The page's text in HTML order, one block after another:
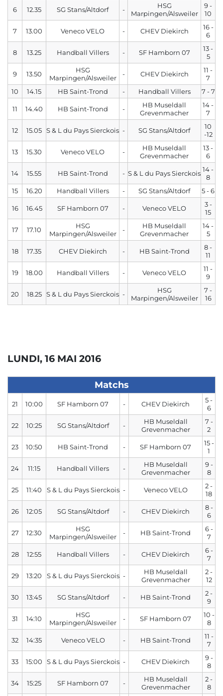
6 12.35 SG Stans/Altdorf -
HSG
Marpingen/Alsweiler
9 -
10
7 13.00 Veneco VELO - CHEV Diekirch
16 -
6
8 13.25 Handball Villers - SF Hamborn 07
13 -
5
9 13.50
HSG
Marpingen/Alsweiler
- CHEV Diekirch
11 -
7
10
14.15 HB Saint-Trond - Handball Villers 7 - 7
11 14.40 HB Saint-Trond -
HB Museldall
Grevenmacher
14 -
7
12 15.05 S & L du Pays Sierckois - SG Stans/Altdorf
10
-12
13 15.30 Veneco VELO -
HB Museldall
Grevenmacher
13 -
6
14 15.55 HB Saint-Trond - S & L du Pays Sierckois 14 -
8
15
16.20 Handball Villers - SG Stans/Altdorf 5 - 6
16 16.45 SF Hamborn 07 - Veneco VELO
3 -
15
17 17.10
HSG
Marpingen/Alsweiler
-
HB Museldall
Grevenmacher
14 -
5
18 17.35 CHEV Diekirch - HB Saint-Trond
8 -
11
19 18.00 Handball Villers - Veneco VELO
11 -
9
20 18.25 S & L du Pays Sierckois -
HSG
Marpingen/Alsweiler
7 -
16
LUNDI, 16 MAI 2016
Matchs
21 10:00 SF Hamborn 07 - CHEV Diekirch
5 -
6
22 10:25 SG Stans/Altdorf -
HB Museldall
Grevenmacher
7 -
2
23 10:50 HB Saint-Trond - SF Hamborn 07
15 -
1
24 11:15 Handball Villers -
HB Museldall
Grevenmacher
9 -
8
25 11:40 S & L du Pays Sierckois - Veneco VELO
2 -
18
26 12:05 SG Stans/Altdorf - CHEV Diekirch
8 -
6
27 12:30
HSG
Marpingen/Alsweiler
- HB Saint-Trond
6 -
7
28 12:55 Handball Villers - CHEV Diekirch
6 -
7
29 13:20 S & L du Pays Sierckois -
HB Museldall
Grevenmacher
2 -
12
30 13:45 SG Stans/Altdorf - HB Saint-Trond
2 -
9
31 14:10
HSG
Marpingen/Alsweiler
- SF Hamborn 07
10 -
8
32 14:35 Veneco VELO - HB Saint-Trond
11 -
7
33 15:00 S & L du Pays Sierckois - CHEV Diekirch
9 -
8
34 15:25 SF Hamborn 07 -
HB Museldall
Grevenmacher
2 -
8